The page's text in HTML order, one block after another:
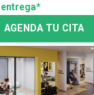
AGENDA TU CITA